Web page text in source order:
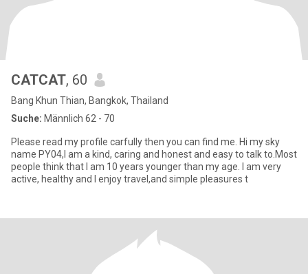
CATCAT, 60
Bang Khun Thian, Bangkok, Thailand
Suche: Männlich 62 - 70
Please read my profile carfully then you can find me. Hi my sky
name PY04,I am a kind, caring and honest and easy to talk to.Most
people think that I am 10 years younger than my age. I am very
active, healthy and I enjoy travel,and simple pleasures t